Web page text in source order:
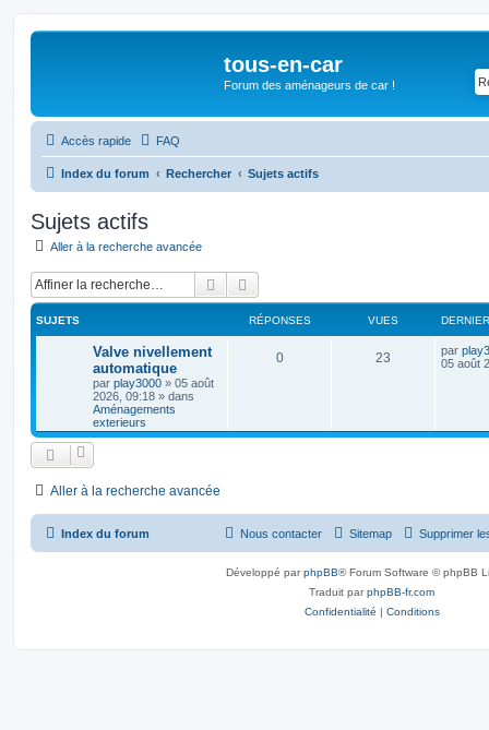
tous-en-car
Forum des aménageurs de car !
Accès rapide FAQ
Index du forum Rechercher Sujets actifs
Sujets actifs
Aller à la recherche avancée
Rechercher
SUJETS RÉPONSES VUES
Valve nivellement
automatique
par play3000 » 05 août
2026, 09:18 » dans
Aménagements
exterieurs
0 23 par
05 août
Aller à la recherche avancée
Index du forum Supprimer
Sitemap
Nous contacter
Développé parphpBB® Forum Software © phpBB
Traduit parphpBB-fr.com
Confidentialité | Conditions